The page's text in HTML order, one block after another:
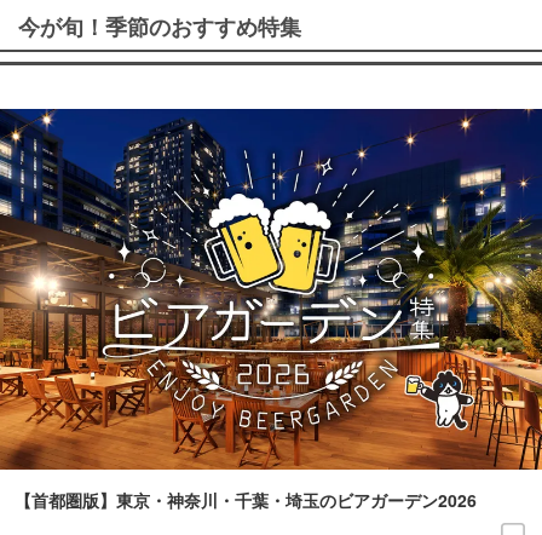
今が旬！季節のおすすめ特集
【首都圏版】東京・神奈川・千葉・埼玉のビアガーデン2026